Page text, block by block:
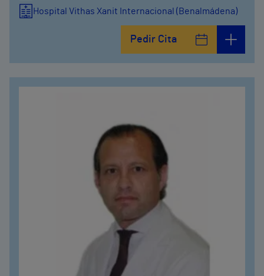
Hospital Vithas Xanit Internacional (Benalmádena)
Pedir Cita